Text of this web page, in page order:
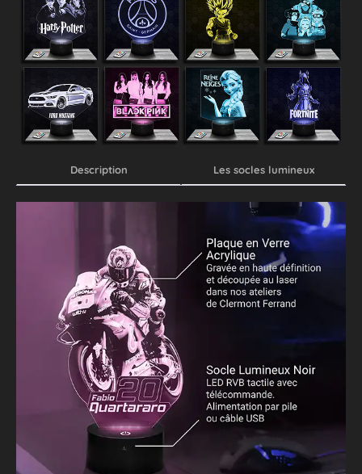
Description Les socles lumineux